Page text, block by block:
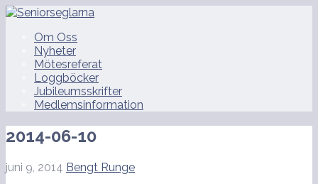
Hoppa
innehållOm Oss
Nyheter
Mötesreferat
Loggböcker
Jubileumsskrifter
Medlemsinformation
2014-06-10
juni 9, 2014 Bengt Runge